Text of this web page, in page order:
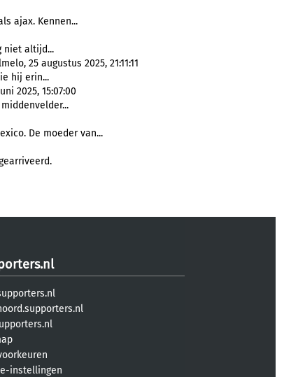
ajax. Kennen...
niet altijd...
25 augustus 2025, 21:11:11
hij erin...
2025, 15:07:00
De moeder van...
instellingen